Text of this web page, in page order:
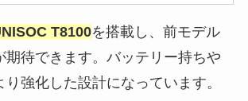
T8100を搭載し、前モデル
期待できます。バッテリー持ちや
強化した設計になっています。